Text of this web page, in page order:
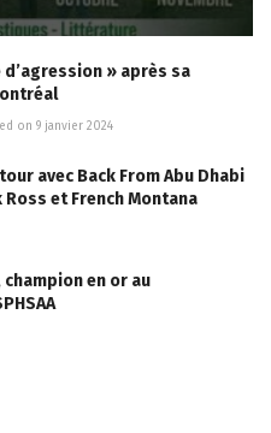
» après sa
on 9 janvier 2024
avec Back From Abu Dhabi
Ross et French Montana
en or au